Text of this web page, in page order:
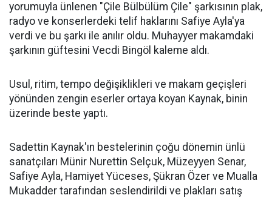
yorumuyla ünlenen "Çile Bülbülüm Çile" şarkısının plak,
radyo ve konserlerdeki telif haklarını Safiye Ayla'ya
verdi ve bu şarkı ile anılır oldu. Muhayyer makamdaki
şarkının güftesini Vecdi Bingöl kaleme aldı.
Usul, ritim, tempo değişiklikleri ve makam geçişleri
yönünden zengin eserler ortaya koyan Kaynak, binin
üzerinde beste yaptı.
Sadettin Kaynak'ın bestelerinin çoğu dönemin ünlü
sanatçıları Münir Nurettin Selçuk, Müzeyyen Senar,
Safiye Ayla, Hamiyet Yüceses, Şükran Özer ve Mualla
Mukadder tarafından seslendirildi ve plakları satış